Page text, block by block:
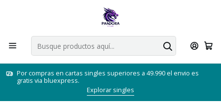
Por compras en cartas singles superiores a 49.990 el envio es
gratis via bluexpress.
Explorar singles